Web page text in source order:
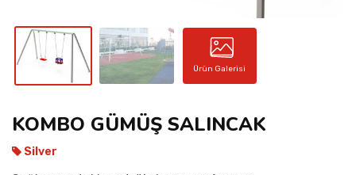
Ürün Galerisi
KOMBO GÜMÜŞ SALINCAK
Silver